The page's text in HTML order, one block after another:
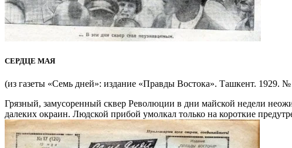
СЕРДЦЕ МАЯ
(из газеты «Семь дней»: издание «Правды Востока». Ташкент. 1929.
Грязный, замусоренный сквер Революции в дни майской недели
далеких окраин. Людской прибой умолкал только на короткие